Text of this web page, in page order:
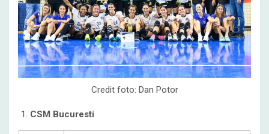
Credit foto: Dan Potor
CSM Bucuresti